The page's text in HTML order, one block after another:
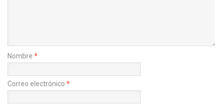
Nombre *
Correo electrónico *